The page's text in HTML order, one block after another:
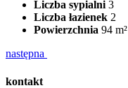
Liczba sypialni 3
Liczba łazienek 2
Powierzchnia 94 m²
następna
kontakt